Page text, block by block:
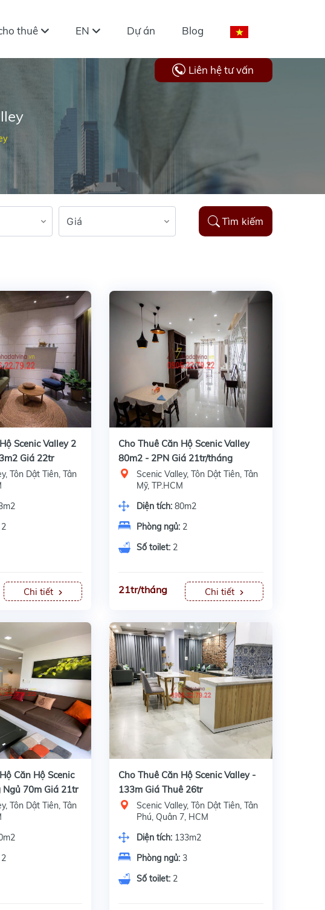
thuê EN Dự án Blog
Liên hệ tư vấn
Tìm kiếm
Scenic Valley 2
Giá 22tr
Tôn Dật Tiên, Tân
2
Chi tiết
Cho Thuê Căn Hộ Scenic Valley
80m2 - 2PN Giá 21tr/tháng
Scenic Valley, Tôn Dật Tiên, Tân
Mỹ, TP.HCM
Diện tích: 80m2
Phòng ngủ: 2
Số toilet: 2
21tr/tháng Chi tiết
Căn Hộ Scenic
Ngủ 70m Giá 21tr
Tôn Dật Tiên, Tân
2
Cho Thuê Căn Hộ Scenic Valley -
133m Giá Thuê 26tr
Scenic Valley, Tôn Dật Tiên, Tân
Phú, Quân 7, HCM
Diện tích: 133m2
Phòng ngủ: 3
Số toilet: 2